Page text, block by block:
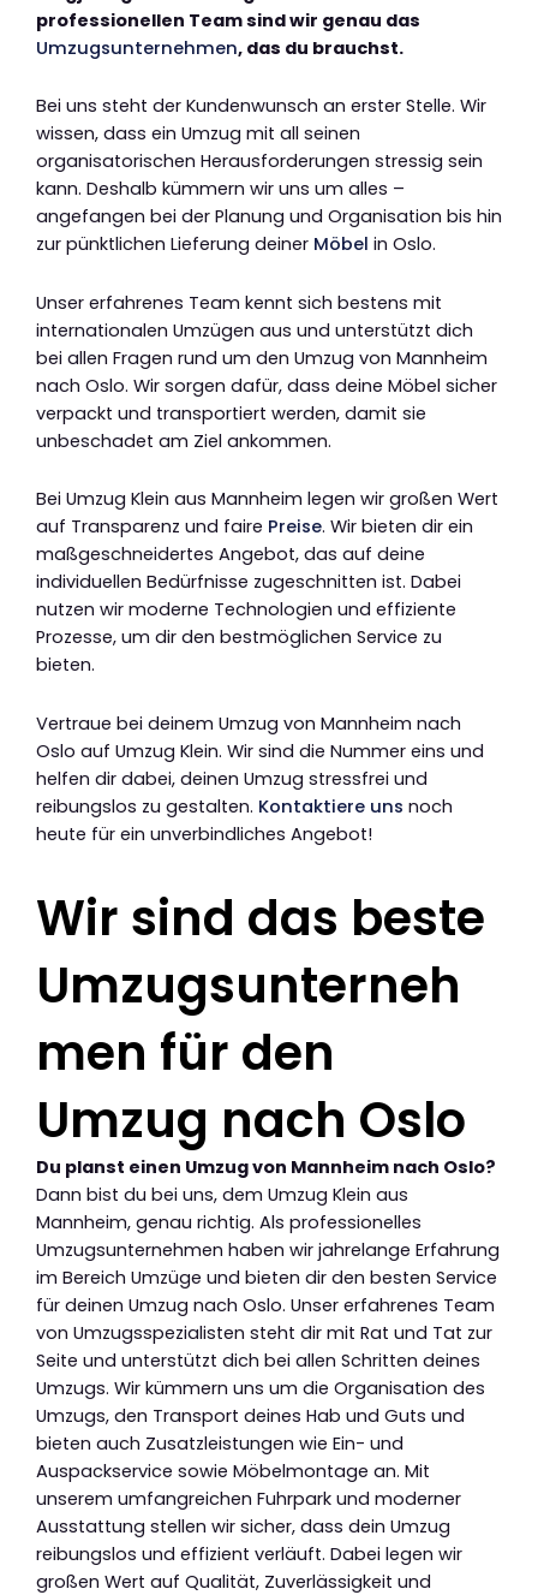
professionellen Team sind wir genau das
Umzugsunternehmen, das du brauchst.
Bei uns steht der Kundenwunsch an erster Stelle. Wir
wissen, dass ein Umzug mit all seinen
organisatorischen Herausforderungen stressig sein
kann. Deshalb kümmern wir uns um alles –
angefangen bei der Planung und Organisation bis hin
zur pünktlichen Lieferung deiner Möbel in Oslo.
Unser erfahrenes Team kennt sich bestens mit
internationalen Umzügen aus und unterstützt dich
bei allen Fragen rund um den Umzug von Mannheim
nach Oslo. Wir sorgen dafür, dass deine Möbel sicher
verpackt und transportiert werden, damit sie
unbeschadet am Ziel ankommen.
Bei Umzug Klein aus Mannheim legen wir großen Wert
auf Transparenz und faire Preise. Wir bieten dir ein
maßgeschneidertes Angebot, das auf deine
individuellen Bedürfnisse zugeschnitten ist. Dabei
nutzen wir moderne Technologien und effiziente
Prozesse, um dir den bestmöglichen Service zu
bieten.
Vertraue bei deinem Umzug von Mannheim nach
Oslo auf Umzug Klein. Wir sind die Nummer eins und
helfen dir dabei, deinen Umzug stressfrei und
reibungslos zu gestalten. Kontaktiere uns noch
heute für ein unverbindliches Angebot!
Wir sind das beste
Umzugsunterneh
men für den
Umzug nach Oslo
Du planst einen Umzug von Mannheim nach Oslo?
Dann bist du bei uns, dem Umzug Klein aus
Mannheim, genau richtig. Als professionelles
Umzugsunternehmen haben wir jahrelange Erfahrung
im Bereich Umzüge und bieten dir den besten Service
für deinen Umzug nach Oslo. Unser erfahrenes Team
von Umzugsspezialisten steht dir mit Rat und Tat zur
Seite und unterstützt dich bei allen Schritten deines
Umzugs. Wir kümmern uns um die Organisation des
Umzugs, den Transport deines Hab und Guts und
bieten auch Zusatzleistungen wie Ein- und
Auspackservice sowie Möbelmontage an. Mit
unserem umfangreichen Fuhrpark und moderner
Ausstattung stellen wir sicher, dass dein Umzug
reibungslos und effizient verläuft. Dabei legen wir
großen Wert auf Qualität, Zuverlässigkeit und